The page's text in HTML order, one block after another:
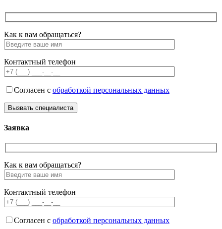
Как к вам обращаться?
Контактный телефон
Согласен с обработкой персональных данных
Заявка
Как к вам обращаться?
Контактный телефон
Согласен с обработкой персональных данных